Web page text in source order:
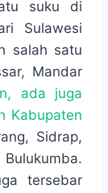
suku di
Sulawesi
salah satu
Mandar
ada juga
Kabupaten
Sidrap,
tersebar